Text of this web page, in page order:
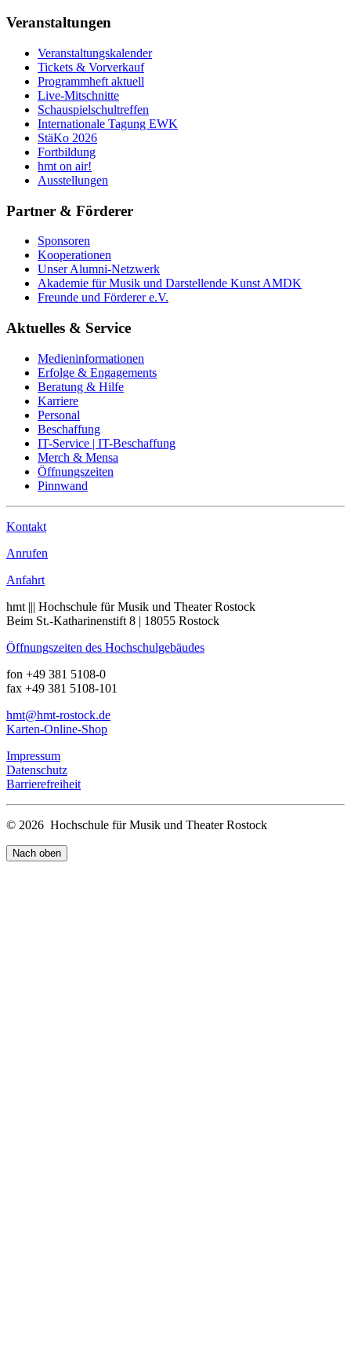
Veranstaltungen
Veranstaltungskalender
Tickets & Vorverkauf
Programmheft aktuell
Live-Mitschnitte
Schauspielschultreffen
Internationale Tagung EWK
StäKo 2026
Fortbildung
hmt on air!
Ausstellungen
Partner & Förderer
Sponsoren
Kooperationen
Unser Alumni-Netzwerk
Akademie für Musik und Darstellende Kunst AMDK
Freunde und Förderer e.V.
Aktuelles & Service
Medieninformationen
Erfolge & Engagements
Beratung & Hilfe
Karriere
Personal
Beschaffung
IT-Service | IT-Beschaffung
Merch & Mensa
Öffnungszeiten
Pinnwand
Kontakt
Anrufen
Anfahrt
hmt ||| Hochschule für Musik und Theater Rostock
Beim St.-Katharinenstift 8 | 18055 Rostock
Öffnungszeiten des Hochschulgebäudes
fon +49 381 5108-0
fax +49 381 5108-101
hmt@hmt-rostock.de
Karten-Online-Shop
Impressum
Datenschutz
Barrierefreiheit
© 2026 Hochschule für Musik und Theater Rostock
Nach oben